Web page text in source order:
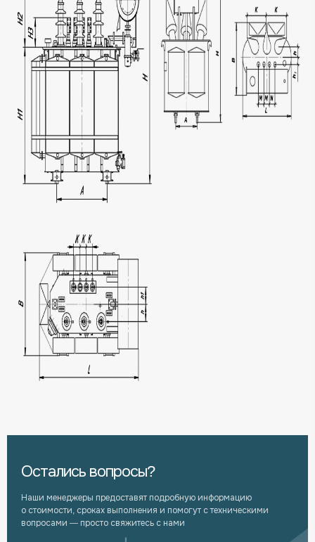
Остались вопросы?
Наши менеджеры предоставят подробную информацию
о стоимости, сроках выполнения и помогут с техническими
вопросами — просто свяжитесь с нами